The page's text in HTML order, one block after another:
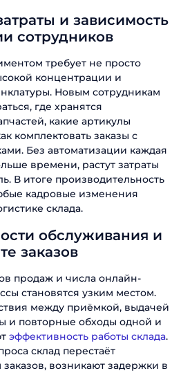
и зависимость
сотрудников
требует не просто
концентрации и
Новым сотрудникам
где хранятся
какие артикулы
комплектовать заказы с
Без автоматизации каждая
времени, растут затраты
В итоге производительность
кадровые изменения
склада.
обслуживания и
заказов
продаж и числа онлайн-
становятся узким местом.
между приёмкой, выдачей
и повторные обходы одной и
эффективность работы склада.
склад перестаёт
заказов, возникают задержки в